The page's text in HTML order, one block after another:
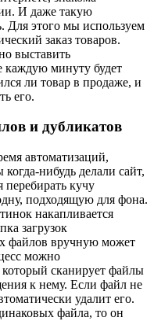
И даже такую
Для этого мы используем
заказ товаров.
выставить
каждую минуту будет
ли товар в продаже, и
его.
и дубликатов
автоматизаций,
нибудь делали сайт,
перебирать кучу
подходящую для фона.
накапливается
загрузок
файлов вручную может
можно
который сканирует файлы
к нему. Если файл не
удалит его.
файла, то он